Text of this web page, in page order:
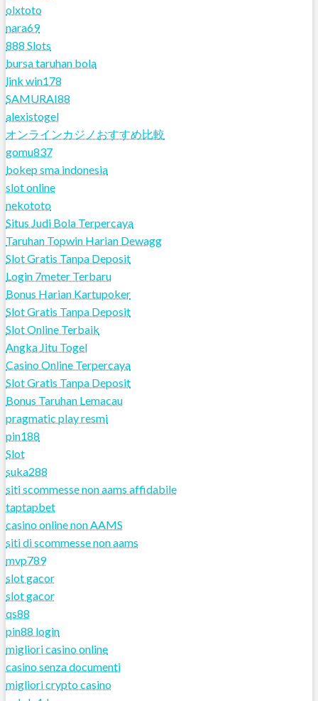
olxtoto
nara69
888 Slots
bursa taruhan bola
link win178
SAMURAI88
alexistogel
オンラインカジノおすすめ比較
gomu837
bokep sma indonesia
slot online
nekototo
Situs Judi Bola Terpercaya
Taruhan Topwin Harian Dewagg
Slot Gratis Tanpa Deposit
Login 7meter Terbaru
Bonus Harian Kartupoker
Slot Gratis Tanpa Deposit
Slot Online Terbaik
Angka Jitu Togel
Casino Online Terpercaya
Slot Gratis Tanpa Deposit
Bonus Taruhan Lemacau
pragmatic play resmi
pin188
Slot
suka288
siti scommesse non aams affidabile
taptapbet
casino online non AAMS
siti di scommesse non aams
mvp789
slot gacor
slot gacor
qs88
pin88 login
migliori casino online
casino senza documenti
migliori crypto casino